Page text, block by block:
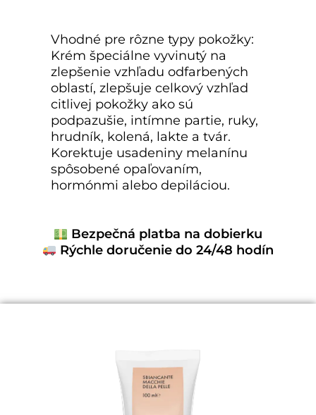
Vhodné pre rôzne typy pokožky:
Krém špeciálne vyvinutý na
zlepšenie vzhľadu odfarbených
oblastí, zlepšuje celkový vzhľad
citlivej pokožky ako sú
podpazušie, intímne partie, ruky,
hrudník, kolená, lakte a tvár.
Korektuje usadeniny melanínu
spôsobené opaľovaním,
hormónmi alebo depiláciou.
Bezpečná platba na dobierku
Rýchle doručenie do 24/48 hodín